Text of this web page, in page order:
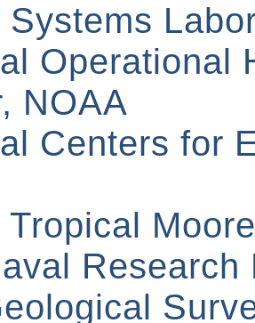
Systems
Operational
NOAA
Centers for
Tropical
Research